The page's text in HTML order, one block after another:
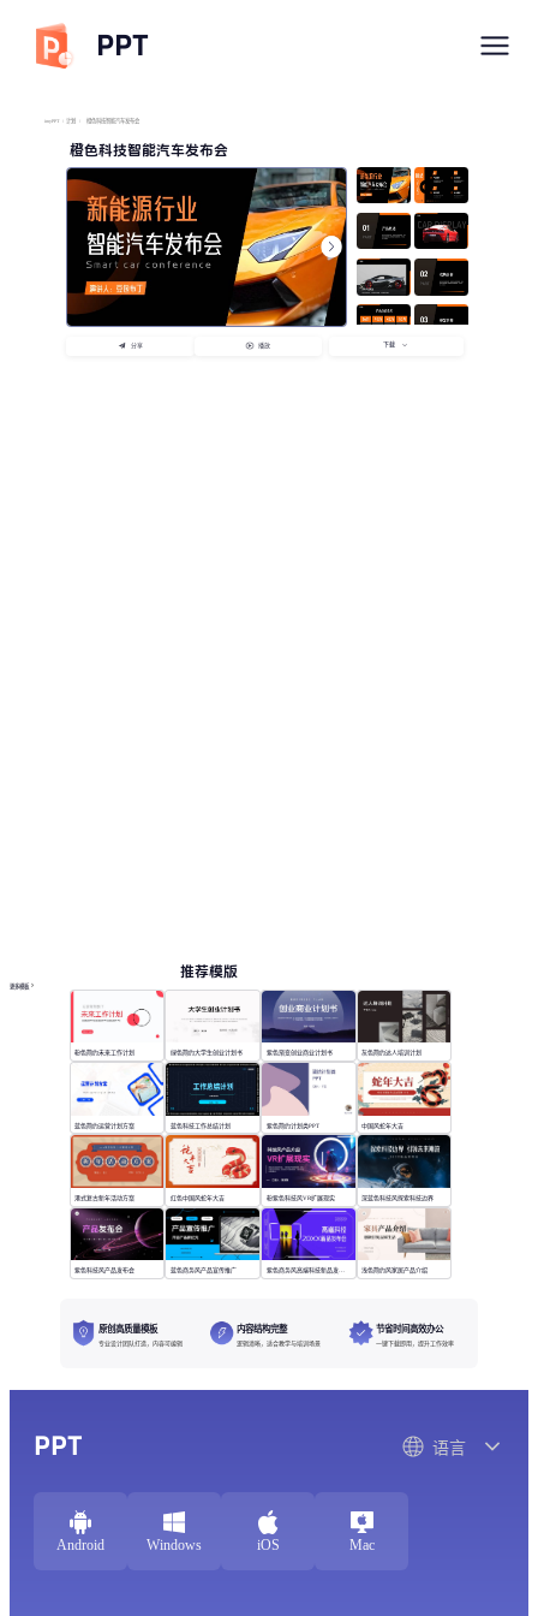
PPT
imyPPT / 计划 / 橙色科技智能汽车发布会
橙色科技智能汽车发布会
分享 播放 下载
推荐模版
更多模板
粉色简约未来工作计划 绿色简约大学生创业计划书 紫色渐变创业商业计划书 灰色简约达人培训计划
蓝色简约运营计划方案 蓝色科技工作总结计划 紫色简约计划类PPT 中国风蛇年大吉
港式复古新年活动方案 红色中国风蛇年大吉 粉紫色科技风VR扩展现实 深蓝色科技风探索科技边界
紫色科技风产品发布会 蓝色商务风产品宣传推广 紫色商务风高端科技新品发布会 浅色简约风家居产品介绍
原创高质量模板
专业设计团队打造，内容可编辑
内容结构完整
逻辑清晰，适合教学与培训场景
节省时间高效办公
一键下载即用，提升工作效率
PPT 语言
Android Windows iOS Mac